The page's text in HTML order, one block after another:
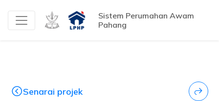
Sistem Perumahan Awam
Pahang
Senarai projek